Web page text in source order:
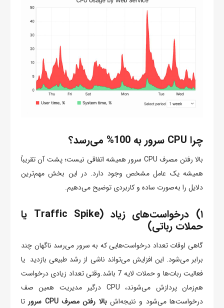
چرا CPU سرور به 100% می‌رسد؟
بالا رفتن مصرف CPU سرور همیشه اتفاقی نیست؛ پشت آن تقریباً
همیشه یک عامل مشخص وجود دارد. در این بخش مهم‌ترین
دلایل را به‌صورت ساده و کاربردی توضیح می‌دهیم.
۱) درخواست‌های زیاد (Traffic Spike یا
حملات رباتی)
گاهی اوقات تعداد درخواست‌هایی که به سرور می‌رسد ناگهان چند
برابر می‌شود. این افزایش می‌تواند ناشی از رشد طبیعی بازدید یا
فعالیت ربات‌ها و حملات لایه 7 باشد.وقتی تعداد زیادی درخواست
هم‌زمان پردازش می‌شوند، CPU درگیر مدیریت همین صف
درخواست‌ها می‌شود و نتیجه‌اشبالا رفتن مصرف CPU سرور
تا